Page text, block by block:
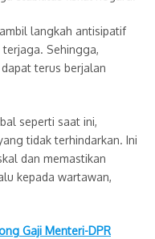
langkah antisipatif
Sehingga,
terus berjalan
seperti saat ini,
tidak terhindarkan. Ini
dan memastikan
kepada wartawan,
Gaji Menteri-DPR